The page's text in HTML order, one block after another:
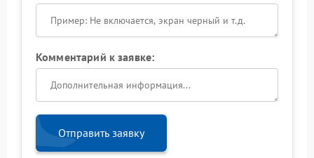
Комментарий к заявке:
Отправить заявку